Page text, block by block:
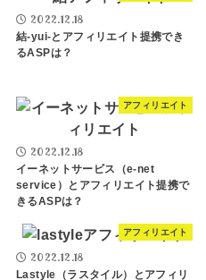
2022.12.18
結-yui-とアフィリエイト提携でき
るASPは？
アフィリエイト
2022.12.18
イーネットサービス（e-net
service）とアフィリエイト提携で
きるASPは？
アフィリエイト
2022.12.18
Lastyle（ラスタイル）とアフィリ